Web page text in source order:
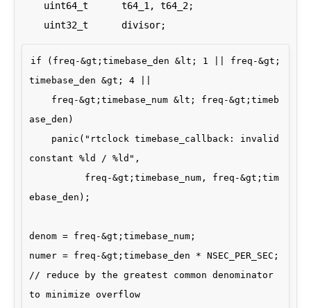
if (freq-&gt;timebase_den &lt; 1 || freq-&gt;
timebase_den &gt; 4 ||
ase_den)
constant %ld / %ld",
ebase_den);
denom = freq-&gt;timebase_num;
numer = freq-&gt;timebase_den * NSEC_PER_SEC;
// reduce by the greatest common denominator
to minimize overflow